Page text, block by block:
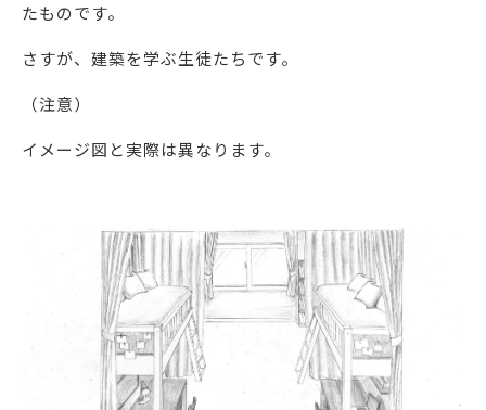
たものです。
さすが、建築を学ぶ生徒たちです。
（注意）
イメージ図と実際は異なります。